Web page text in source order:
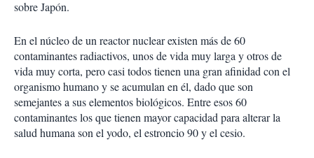
a
r
sobre Japón.
En el núcleo de un reactor nuclear existen más de 60
contaminantes radiactivos, unos de vida muy larga y otros de
vida muy corta, pero casi todos tienen una gran afinidad con el
organismo humano y se acumulan en él, dado que son
semejantes a sus elementos biológicos. Entre esos 60
contaminantes los que tienen mayor capacidad para alterar la
salud humana son el yodo, el estroncio 90 y el cesio.